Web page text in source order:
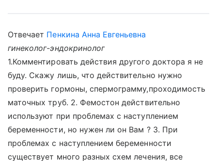
Отвечает Пенкина Анна Евгеньевна
гинеколог-эндокринолог
1.Комментировать действия другого доктора я не
буду. Скажу лишь, что действительно нужно
проверить гормоны, спермограмму,проходимость
маточных труб. 2. Фемостон действительно
используют при проблемах с наступлением
беременности, но нужен ли он Вам ? 3. При
проблемах с наступлением беременности
существует много разных схем лечения, все